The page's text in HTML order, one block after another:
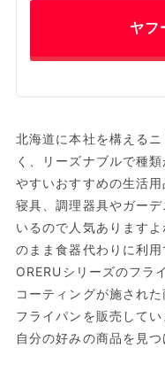
ヤフ
北海道に本社を構える
く、リーズナブルで種
やすいおすすめの生活
寝具、調理器具やガー
いるので人気あります
のまま食器代わりに利
ORERUシリーズのフラ
コーティングが施され
フライパンを販売して
自分の好みの商品を見